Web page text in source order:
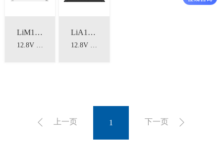
LiM12205C LiA12100G
上一页 1 下一页